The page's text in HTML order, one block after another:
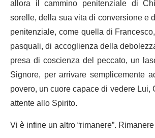
allora il cammino penitenziale di
sorelle, della sua vita di conversione e
penitenziale, come quella di
pasquali, di accoglienza della
presa di coscienza del peccato, un
Signore, per arrivare semplicemente
povero, un cuore capace di vedere Lui,
attente allo Spirito.
Vi è infine un altro “rimanere”.